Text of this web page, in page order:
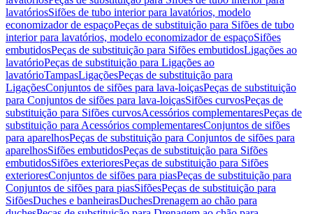
lavatóriosSifões de tubo interior para lavatórios, modelo
economizador de espaçoPeças de substituição para Sifões de tubo
interior para lavatórios, modelo economizador de espaçoSifões
embutidosPeças de substituição para Sifões embutidosLigações ao
lavatórioPeças de substituição para Ligações ao
lavatórioTampasLigaçõesPeças de substituição para
LigaçõesConjuntos de sifões para lava-loiçasPeças de substituição
para Conjuntos de sifões para lava-loiçasSifões curvosPeças de
substituição para Sifões curvosAcessórios complementaresPeças de
substituição para Acessórios complementaresConjuntos de sifões
para aparelhosPeças de substituição para Conjuntos de sifões para
aparelhosSifões embutidosPeças de substituição para Sifões
embutidosSifões exterioresPeças de substituição para Sifões
exterioresConjuntos de sifões para piasPeças de substituição para
Conjuntos de sifões para piasSifõesPeças de substituição para
SifõesDuches e banheirasDuchesDrenagem ao chão para